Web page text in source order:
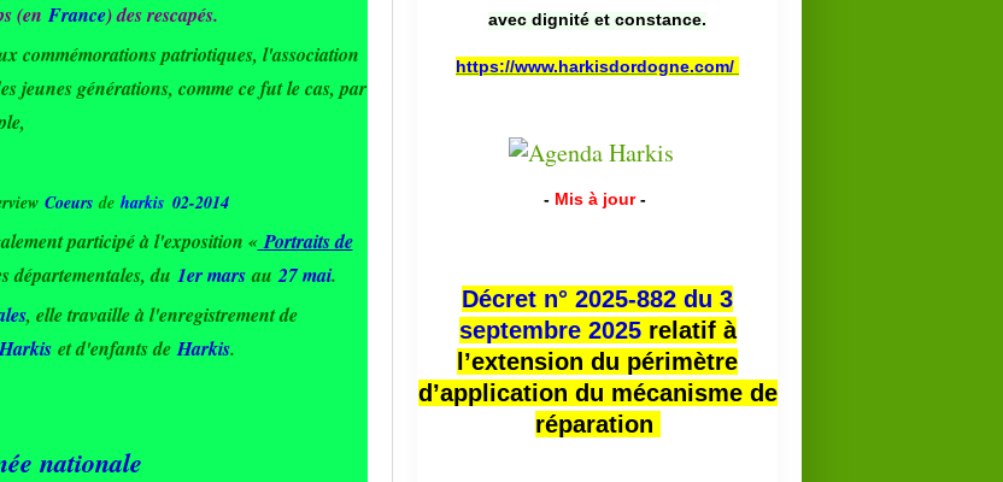
(enFrance) des rescapés.
commémorations patriotiques, l'association
jeunes générations, comme ce fut le cas, par
Coeursde harkis 02-2014
participé à l'exposition « Portraits de
départementales, du 1er marsau27 mai.
, elle travaille à l'enregistrement de
Harkis et d'enfants deHarkis.
nationale
avec dignité et constance.
https://www.harkisdordogne.com/
- Mis à jour -
Décret n° 2025-882 du 3
septembre 2025relatif à
l’extension du périmètre
d’application du mécanisme de
réparation